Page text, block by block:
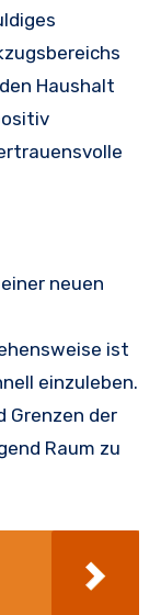
Haushalt
neuen
ist
einzuleben.
Grenzen der
Raum zu